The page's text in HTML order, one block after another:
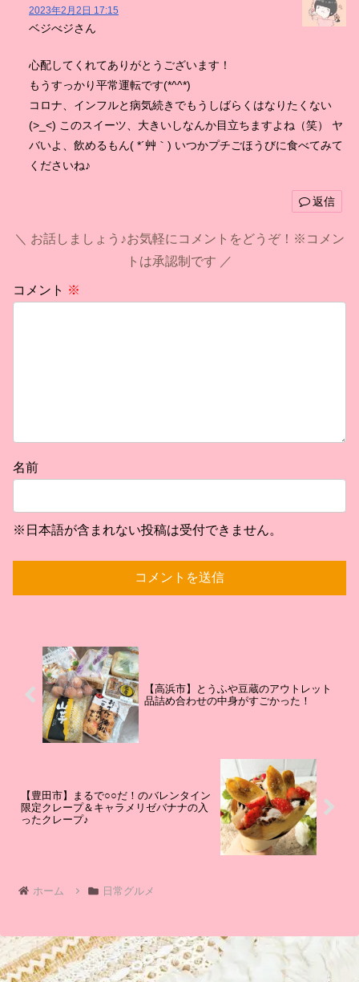
2023年2月2日 17:15
ベジべジさん
心配してくれてありがとうございます！
もうすっかり平常運転です(*^^*)
コロナ、インフルと病気続きでもうしばらくはなりたくない
(>_<) このスイーツ、大きいしなんか目立ちますよね（笑） ヤ
バいよ、飲めるもん( *´艸｀) いつかプチごほうびに食べてみて
くださいね♪
返信
お話しましょう♪お気軽にコメントをどうぞ！※コメン
トは承認制です
コメント ※
名前
※日本語が含まれない投稿は受付できません。
【高浜市】とうふや豆蔵のアウトレット
品詰め合わせの中身がすごかった！
【豊田市】まるで○○だ！のバレンタイン
限定クレープ＆キャラメリゼバナナの入
ったクレープ♪
ホーム 日常グルメ